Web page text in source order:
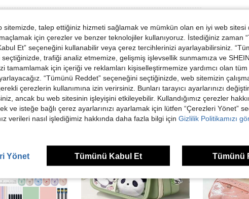
Görüntüle
Ürünler
sitemizde, talep ettiğiniz hizmeti sağlamak ve mümkün olan en iyi web sitesi
için çerezler ve benzer teknolojiler kullanıyoruz. İstediğiniz zaman
Et” seçeneğini kullanabilir veya çerez tercihlerinizi ayarlayabilirsiniz.
trafiği analiz etmemize, gelişmiş işlevsellik sunmamıza ve
tamamlamak için içeriği ve reklamları kişiselleştirmemize yardımcı olan tüm
“Tümünü Reddet” seçeneğini seçtiğinizde, web sitemizin
çerezlerin kullanımına izin verirsiniz. Bunları tarayıcı ayarlarınızı
ancak bu web sitesinin işleyişini etkileyebilir. Kullandığımız çerezler
ve isteğe bağlı çerez ayarlarınızı ayarlamak için lütfen “Çerezleri Yönet”
verileri nasıl işlediğimiz hakkında daha fazla bilgi için Gizlilik Politikamızı
Yönet Tümünü Kabul Et Tümünü